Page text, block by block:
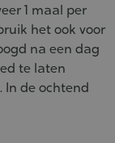
1 maal per
het ook voor
na een dag
te laten
In de ochtend